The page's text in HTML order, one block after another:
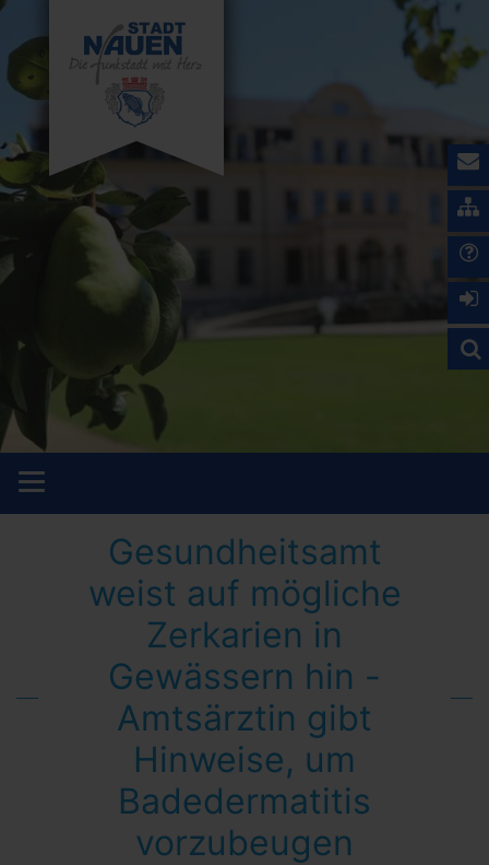
Gesundheitsamt
weist auf mögliche
Zerkarien in
Gewässern hin -
Amtsärztin gibt
Hinweise, um
Badedermatitis
vorzubeugen